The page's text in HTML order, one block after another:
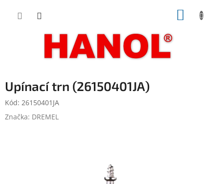
Upínací trn (26150401JA)
Kód: 26150401JA
Značka: DREMEL